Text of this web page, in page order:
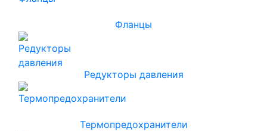
Фланцы
Редукторы давления
Термопредохранители